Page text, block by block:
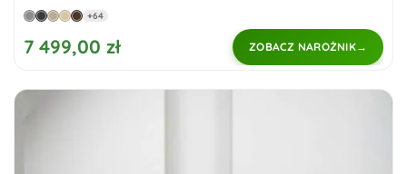
+64
7 499,00 zł ZOBACZ NAROŻNIK